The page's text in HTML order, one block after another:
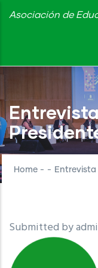
Skip
content
Asociación de
Home - - Entrevista
Submitted by